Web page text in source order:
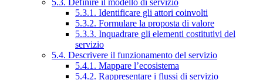
5.3. Definire il modello di servizio
5.3.1. Identificare gli attori coinvolti
5.3.2. Formulare la proposta di valore
5.3.3. Inquadrare gli elementi costitutivi del
servizio
5.4. Descrivere il funzionamento del servizio
5.4.1. Mappare l’ecosistema
5.4.2. Rappresentare i flussi di servizio